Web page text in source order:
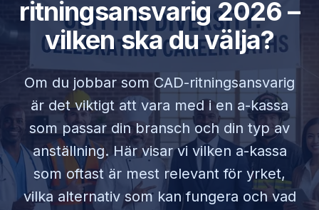
ritningsansvarig2026 –
vilken ska du välja?
Om du jobbar som CAD-ritningsansvarig
är det viktigt att vara med i en a-kassa
som passar din bransch och din typ av
anställning. Här visar vi vilken a-kassa
som oftast är mest relevant för yrket,
vilka alternativ som kan fungera och vad